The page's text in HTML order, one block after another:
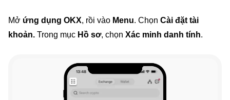
Mở ứng dụng OKX, rồi vào Menu. Chọn Cài đặt tài
khoản. Trong mục Hồ sơ, chọn Xác minh danh tính.